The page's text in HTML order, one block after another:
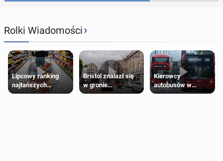
Rolki Wiadomości›
Lipcowy ranking
najtańszych
supermarketów
Bristol znalazł się
w gronie
najlepszych
Kierowcy
autobusów w
Londynie